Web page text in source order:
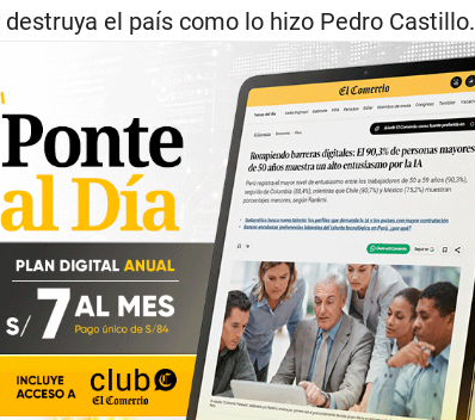
destruya el país como lo hizo Pedro Castillo.